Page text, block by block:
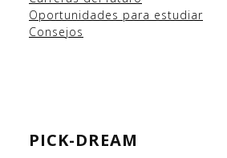
Oportunidades para estudiar
Consejos
PICK-DREAM